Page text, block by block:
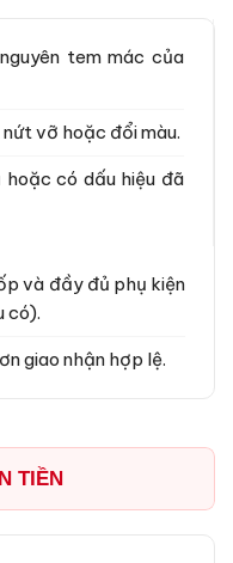
tem mác của
vỡ hoặc đổi màu.
có dấu hiệu đã
và đầy đủ phụ kiện
có).
giao nhận hợp lệ.
TIỀN